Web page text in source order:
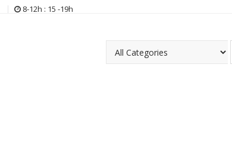
8-12h : 15 -19h